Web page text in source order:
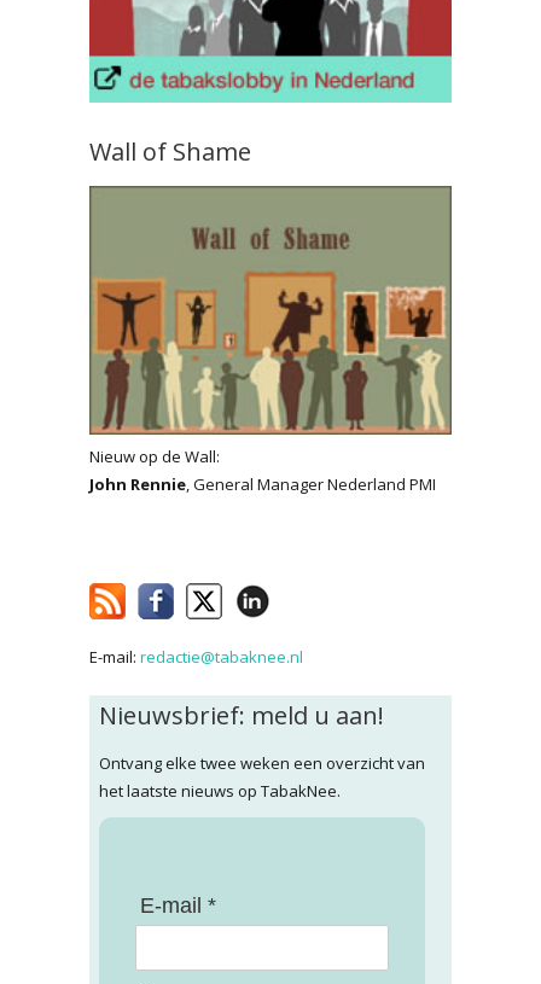
Wall of Shame
Nieuw op de Wall:
John Rennie, General Manager Nederland PMI
E-mail: redactie@tabaknee.nl
Nieuwsbrief: meld u aan!
Ontvang elke twee weken een overzicht van
het laatste nieuws op TabakNee.
E-mail *